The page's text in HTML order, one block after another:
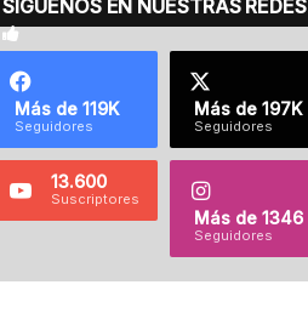
SÍGUENOS EN NUESTRAS REDES
Más de 119K
Seguidores
Más de 197K
Seguidores
13.600
Suscriptores
Más de 1346
Seguidores